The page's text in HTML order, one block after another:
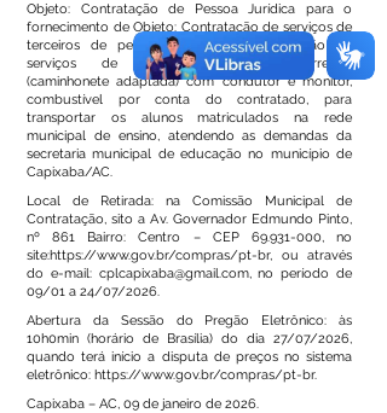
Objeto: Contratação de Pessoa Jurídica para o
fornecimento de Objeto: Contratação de serviços de
terceiros de pessoa jurídica para prestação de
serviços de transporte escolar terrestre
(caminhonete adaptada) com condutor e monitor,
combustível por conta do contratado, para
transportar os alunos matriculados na rede
municipal de ensino, atendendo as demandas da
secretaria municipal de educação no município de
Capixaba/AC.
Local de Retirada: na Comissão Municipal de
Contratação, sito a Av. Governador Edmundo Pinto,
nº 861 Bairro: Centro – CEP 69.931-000, no
site:https://www.gov.br/compras/pt-br, ou através
do e-mail: cplcapixaba@gmail.com, no período de
09/01 a 24/07/2026.
Abertura da Sessão do Pregão Eletrônico: às
10h0min (horário de Brasília) do dia 27/07/2026,
quando terá início a disputa de preços no sistema
eletrônico: https://www.gov.br/compras/pt-br.
Capixaba – AC, 09 de janeiro de 2026.